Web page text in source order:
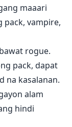
maaari
pack, vampire,
rogue.
pack, dapat
na kasalanan.
alam
hindi